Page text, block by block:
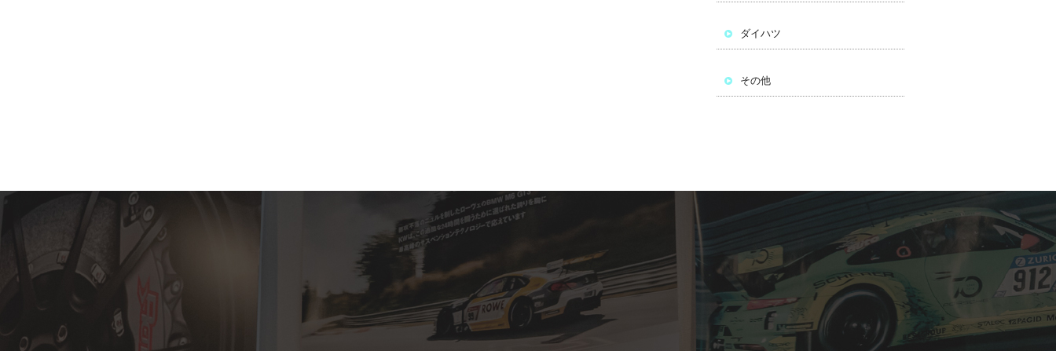
ダイハツ
その他